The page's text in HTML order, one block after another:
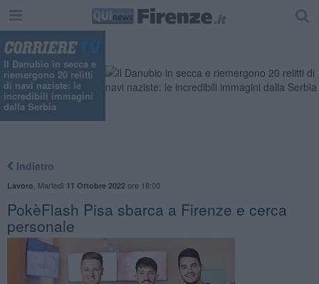
Il Danubio in secca e
riemergono 20 relitti
di navi naziste: le
incredibili immagini
dalla Serbia
Indietro
Lavoro Martedì 11 Ottobre 2022ore 18:00
PokèFlash Pisa sbarca a Firenze e cerca
personale